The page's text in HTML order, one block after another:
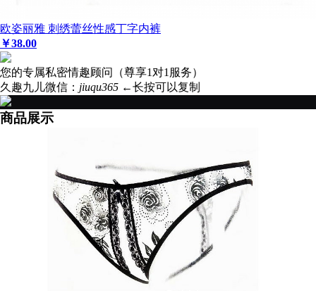
欧姿丽雅 刺绣蕾丝性感丁字内裤
￥38.00
您的专属私密情趣顾问（尊享1对1服务）
久趣九儿微信： jiuqu365 ←长按可以复制
商品展示